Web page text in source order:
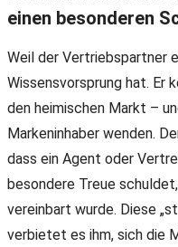
einen besonderen
Weil der Vertriebspartner
Wissensvorsprung hat. Er
den heimischen Markt –
Markeninhaber wenden.
dass ein Agent oder
besondere Treue
vereinbart wurde. Diese
verbietet es ihm, sich die